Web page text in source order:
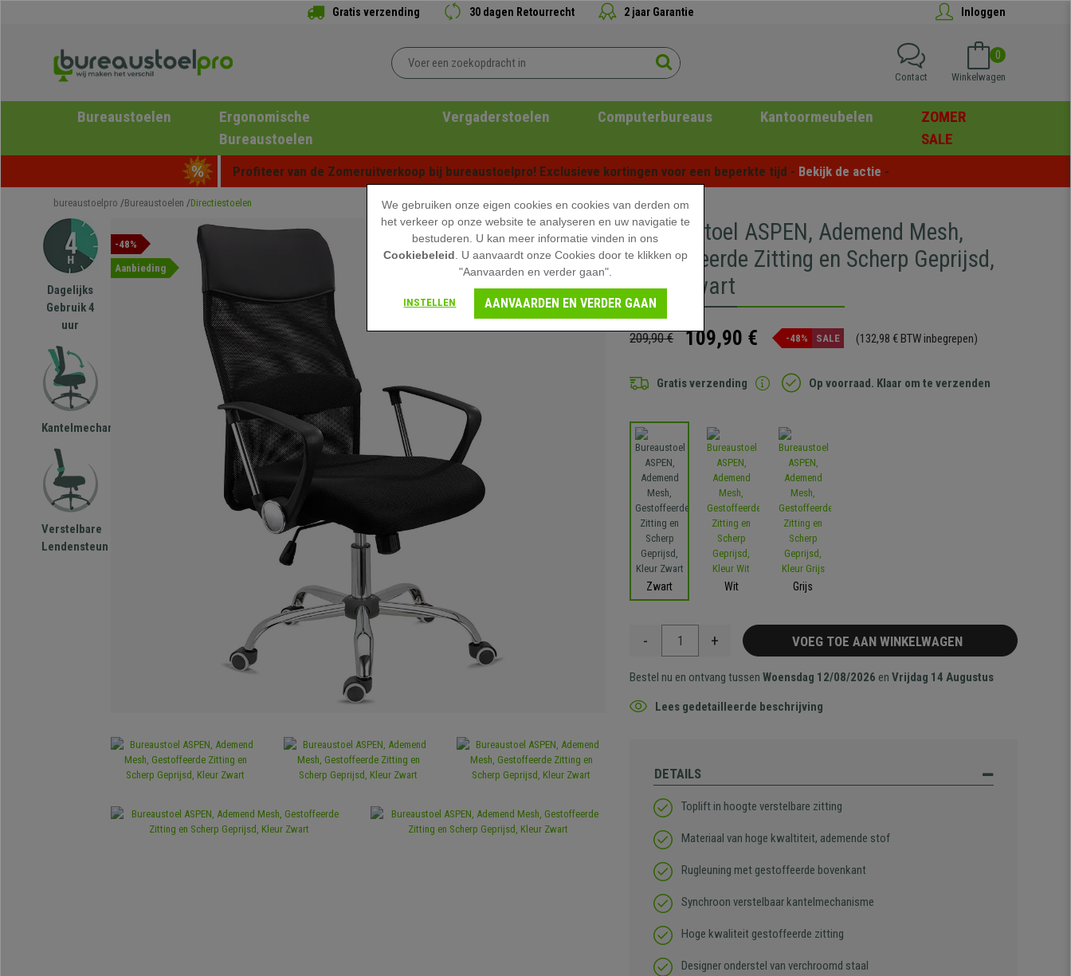
Gratis verzending 30 dagen Retourrecht 2 jaar Garantie Inloggen
0
Winkelwagen
Contact
Bureaustoelen
Ergonomische
Bureaustoelen
Vergaderstoelen Computerbureaus Kantoormeubelen
ZOMER
SALE
Profiteer van de Zomeruitverkoop bij bureaustoelpro! Exclusieve kortingen voor een beperkte tijd - Bekijk de actie -
bureaustoelpro Bureaustoelen Directiestoelen
Dagelijks
Gebruik 4
uur
Kantelmechanisme
Verstelbare
Lendensteun
-48%
Aanbieding
Bureaustoel ASPEN, Ademend Mesh,
Gestoffeerde Zitting en Scherp Geprijsd,
Kleur Zwart
209,90 € 109,90 € -48% SALE (132,98 € BTW inbegrepen)
Gratis verzending Op voorraad. Klaar om te verzenden
Zwart Wit Grijs
- + VOEG TOE AAN WINKELWAGEN
Bestel nu en ontvang tussenWoensdag 12/08/2026 enVrijdag 14 Augustus
Lees gedetailleerde beschrijving
DETAILS
Toplift in hoogte verstelbare zitting
Materiaal van hoge kwaltiteit, ademende stof
Rugleuning met gestoffeerde bovenkant
Synchroon verstelbaar kantelmechanisme
Hoge kwaliteit gestoffeerde zitting
Designer onderstel van verchroomd staal
We gebruiken onze eigen cookies en cookies van derden om
het verkeer op onze website te analyseren en uw navigatie te
bestuderen. U kan meer informatie vinden in ons
Cookiebeleid . U aanvaardt onze Cookies door te klikken op
"Aanvaarden en verder gaan".
INSTELLEN AANVAARDEN EN VERDER GAAN